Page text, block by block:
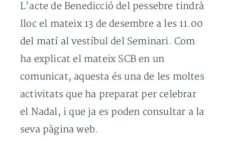
L’acte de Benedicció del pessebre tindrà
lloc el mateix 13 de desembre a les 11.00
del matí al vestíbul del Seminari. Com
ha explicat el mateix SCB en un
comunicat, aquesta és una de les moltes
activitats que ha preparat per celebrar
el Nadal, i que ja es poden consultar a la
seva pàgina web.